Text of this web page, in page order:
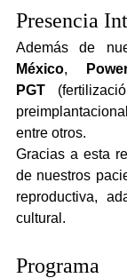
Presencia
Además de
México,
PGT
entre otros.
Gracias a esta
de nuestros
reproductiva,
cultural.